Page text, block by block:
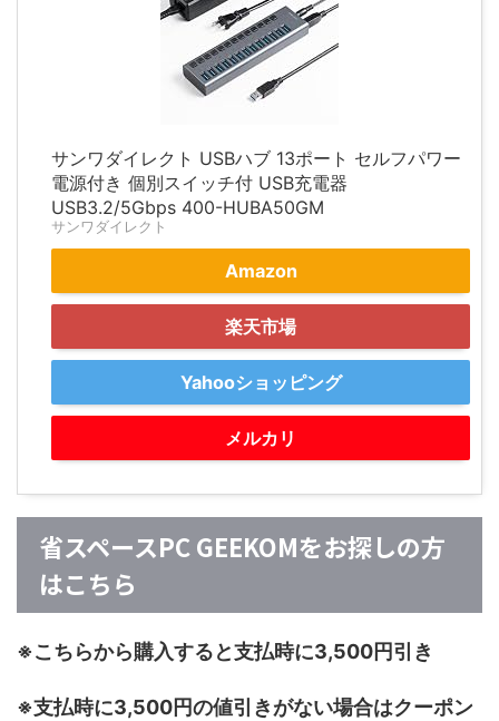
サンワダイレクト USBハブ 13ポート セルフパワー
電源付き 個別スイッチ付 USB充電器
USB3.2/5Gbps 400-HUBA50GM
サンワダイレクト
Amazon
楽天市場
Yahooショッピング
メルカリ
省スペースPC GEEKOMをお探しの方
はこちら
※こちらから購入すると支払時に3,500円引き
※支払時に3,500円の値引きがない場合はクーポン